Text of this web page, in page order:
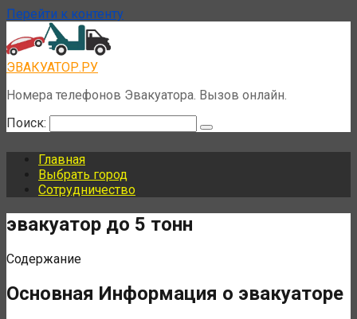
Перейти к контенту
ЭВАКУАТОР.РУ
Номера телефонов Эвакуатора. Вызов онлайн.
Поиск:
Главная
Выбрать город
Сотрудничество
эвакуатор до 5 тонн
Содержание
Основная Информация о эвакуаторе